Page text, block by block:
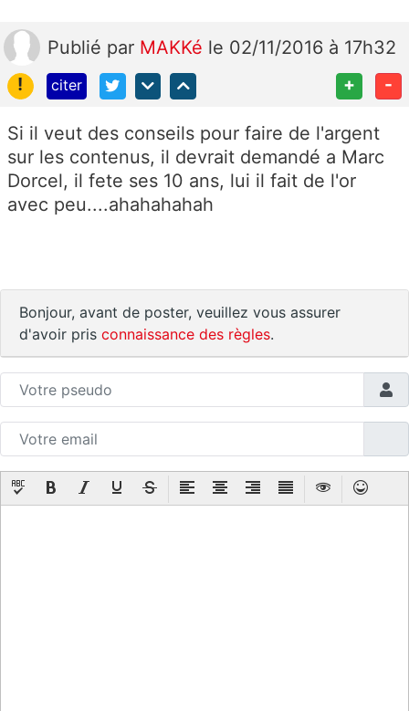
Publié par MAKKé le 02/11/2016 à 17h32
!
citer + -
Si il veut des conseils pour faire de l'argent
sur les contenus, il devrait demandé a Marc
Dorcel, il fete ses 10 ans, lui il fait de l'or
avec peu....ahahahahah
Bonjour, avant de poster, veuillez vous assurer
d'avoir pris connaissance des règles.